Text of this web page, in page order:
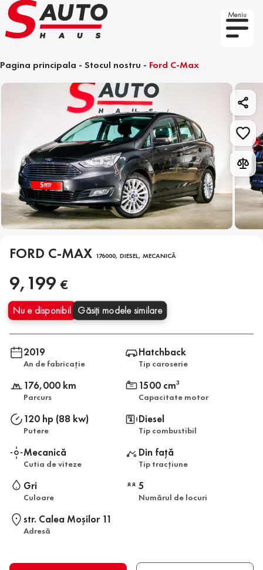
Meniu
Pagina principala - Stocul nostru - Ford C-Max
FORD C-MAX 176000, DIESEL, MECANICĂ
9,199 €
Nu e disponibil Găsiți modele similare
2019
An de fabricație
Hatchback
Tip caroserie
176,000 km
Parcurs
1500 cm3
Capacitate motor
120 hp (88 kw)
Putere
Diesel
Tip combustibil
Mecanică
Cutia de viteze
Din față
Tip tracțiune
Gri
Culoare
5
Numărul de locuri
str. Calea Moşilor 11
Adresă